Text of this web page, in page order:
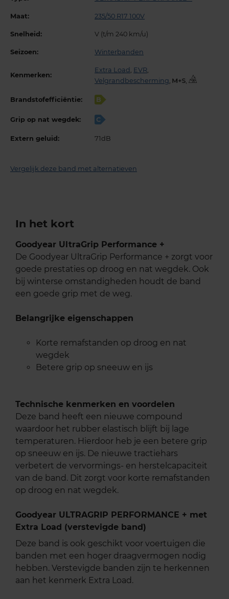
Maat: 235/50 R17 100V
Snelheid: V (t/m 240 km/u)
Seizoen: Winterbanden
Kenmerken:
Extra Load , EVR,
Velgrandbescherming, ,
Brandstofefficiëntie: B
Grip op nat wegdek: C
Extern geluid: 71dB
Vergelijk deze band met alternatieven
In het kort
Goodyear UltraGrip Performance +
De Goodyear UltraGrip Performance + zorgt voor
goede prestaties op droog en nat wegdek. Ook
bij winterse omstandigheden houdt de band
een goede grip met de weg.
Belangrijke eigenschappen
Korte remafstanden op droog en nat
wegdek
Betere grip op sneeuw en ijs
Technische kenmerken en voordelen
Deze band heeft een nieuwe compound
waardoor het rubber elastisch blijft bij lage
temperaturen. Hierdoor heb je een betere grip
op sneeuw en ijs. De nieuwe tractiehars
verbetert de vervormings- en herstelcapaciteit
van de band. Dit zorgt voor korte remafstanden
op droog en nat wegdek.
Goodyear ULTRAGRIP PERFORMANCE + met
Extra Load (verstevigde band)
Deze band is ook geschikt voor voertuigen die
banden met een hoger draagvermogen nodig
hebben. Verstevigde banden zijn te herkennen
aan het kenmerk Extra Load.